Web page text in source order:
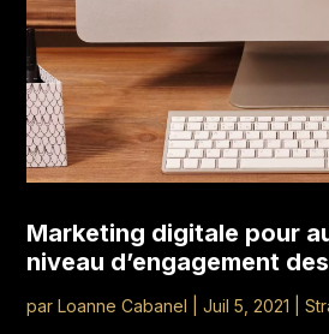
Marketing digitale pour augmentation du
niveau d’engagement
parLoanne Cabanel |Juil 5, 2021 |